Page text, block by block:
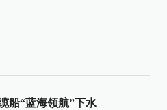
船“蓝海领航”下水